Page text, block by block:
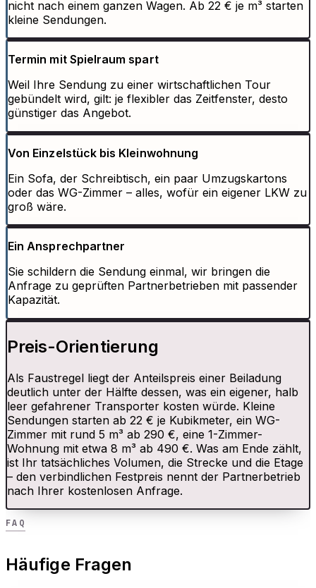
nicht nach einem ganzen Wagen. Ab 22 € je m³ starten
kleine Sendungen.
Termin mit Spielraum spart
Weil Ihre Sendung zu einer wirtschaftlichen Tour
gebündelt wird, gilt: je flexibler das Zeitfenster, desto
günstiger das Angebot.
Von Einzelstück bis Kleinwohnung
Ein Sofa, der Schreibtisch, ein paar Umzugskartons
oder das WG-Zimmer – alles, wofür ein eigener LKW zu
groß wäre.
Ein Ansprechpartner
Sie schildern die Sendung einmal, wir bringen die
Anfrage zu geprüften Partnerbetrieben mit passender
Kapazität.
Preis-Orientierung
Als Faustregel liegt der Anteilspreis einer Beiladung
deutlich unter der Hälfte dessen, was ein eigener, halb
leer gefahrener Transporter kosten würde. Kleine
Sendungen starten ab 22 € je Kubikmeter, ein WG-
Zimmer mit rund 5 m³ ab 290 €, eine 1-Zimmer-
Wohnung mit etwa 8 m³ ab 490 €. Was am Ende zählt,
ist Ihr tatsächliches Volumen, die Strecke und die Etage
– den verbindlichen Festpreis nennt der Partnerbetrieb
nach Ihrer kostenlosen Anfrage.
FAQ
Häufige Fragen